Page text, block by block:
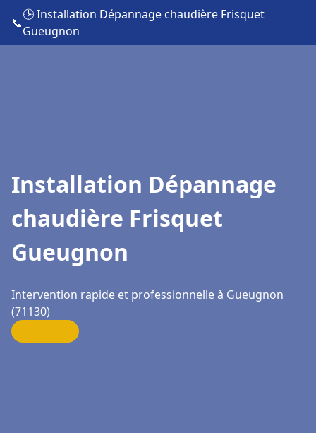
📞
🕒 Installation Dépannage chaudière Frisquet
Gueugnon
Installation Dépannage
chaudière Frisquet
Gueugnon
Intervention rapide et professionnelle à Gueugnon
(71130)